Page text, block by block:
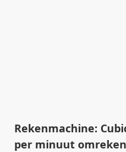
Rekenmachine:
per minuut